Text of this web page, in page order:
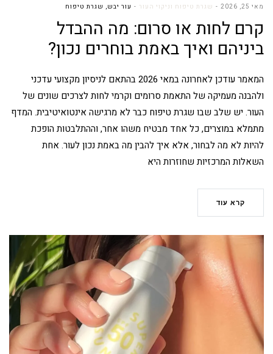
מאי 25, 2026 שגרת טיפוח וניקוי העור עור יבש, שגרת טיפוח
קרם לחות או סרום: מה ההבדל
ביניהם ואיך באמת בוחרים נכון?
המאמר עודכן לאחרונה במאי 2026 בהתאם לניסיון מקצועי עדכני
ולהבנה מעמיקה של התאמת סרומים וקרמי לחות לצרכים שונים של
העור. יש שלב שבו שגרת טיפוח כבר לא מרגישה אינטואיטיבית. המדף
מתמלא במוצרים, כל אחד מבטיח משהו אחר, וההתלבטות הופכת
להיות לא מה לבחור, אלא איך להבין מה באמת נכון לעור. אחת
השאלות המרכזיות שחוזרות היא
קרא עוד